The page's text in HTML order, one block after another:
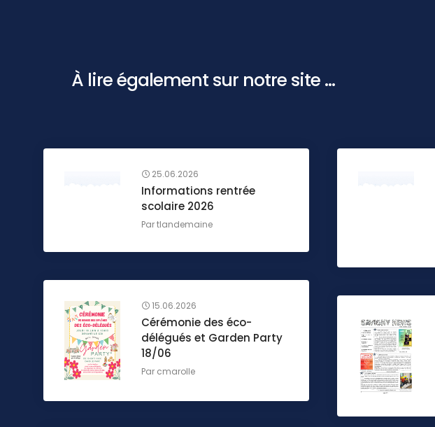
À lire également sur notre site ...
25.06.2026
Informations rentrée
scolaire 2026
Partlandemaine
15.06.2026
Cérémonie des éco-
délégués et Garden Party
18/06
Par cmarolle